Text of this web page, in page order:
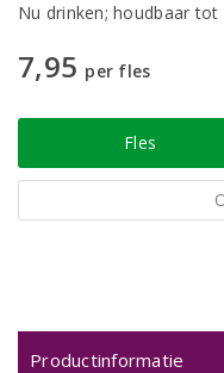
Nu drinken; houdbaar
7,95 per fles
Fles
Productinformatie